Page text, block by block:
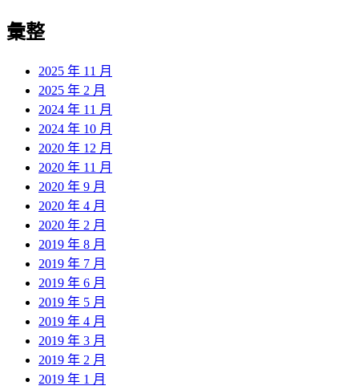
彙整
2025 年 11 月
2025 年 2 月
2024 年 11 月
2024 年 10 月
2020 年 12 月
2020 年 11 月
2020 年 9 月
2020 年 4 月
2020 年 2 月
2019 年 8 月
2019 年 7 月
2019 年 6 月
2019 年 5 月
2019 年 4 月
2019 年 3 月
2019 年 2 月
2019 年 1 月